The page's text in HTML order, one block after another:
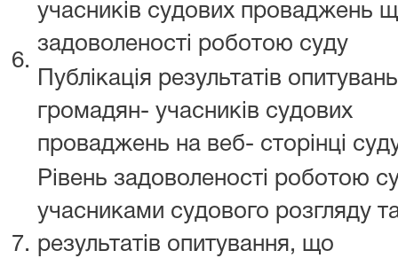
6.
учасників судових проваджень
задоволеності роботою суду
Публікація результатів опитувань
громадян- учасників судових
проваджень на веб- сторінці
7.
Рівень задоволеності роботою
учасниками судового розгляду
результатів опитування, що